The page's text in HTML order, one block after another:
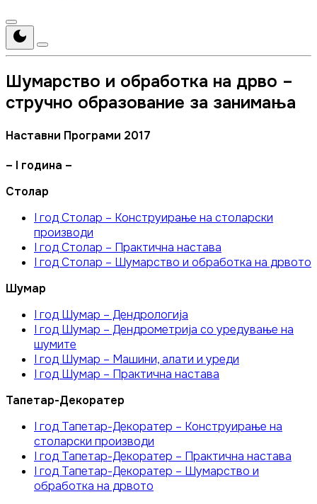
Шумарство и обработка на дрво –
стручно образование за занимања
Наставни Програми 2017
– I година –
Столар
I год Столар – Конструирање на столарски
производи
I год Столар – Практична настава
I год Столар – Шумарство и обработка на дрвото
Шумар
I год Шумар – Дендрологија
I год Шумар – Дендрометрија со уредување на
шумите
I год Шумар – Машини, алати и уреди
I год Шумар – Практична настава
Тапетар-Декоратер
I год Тапетар-Декоратер – Конструирање на
столарски производи
I год Тапетар-Декоратер – Практична настава
I год Тапетар-Декоратер – Шумарство и
обработка на дрвото